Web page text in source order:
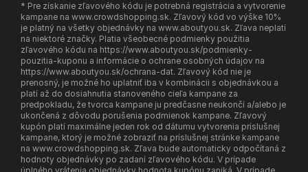
* Pre získanie zľavového kódu je potrebná registrácia a vytvorenie
kampane na www.crowdshopping.sk. Zľavový kód vo výške 10%
je platný na všetky objednávky na www.aboutyou.sk. Zľava neplatí
na niektoré značky. Platia všeobecné podmienky použitia
zľavového kódu na https://www.aboutyou.sk/podmienky-
pouzitia-kuponu a informácie o ochrane osobných údajov na
https://www.aboutyou.sk/ochrana-dat. Zľavový kód nie je
prenosný, je možné ho uplatniť iba v kombinácii s objednávkou a
platí až do dosiahnutia stanoveného cieľa kampane za
predpokladu, že tvorca kampane ju predčasne neukončí a/alebo je
ukončená z dôvodu porušenia podmienok kampane. Zľavový
kupón platí maximálne jeden rok od dátumu vytvorenia príslušnej
kampane, ktorý je možné zobraziť na príslušnej stránke kampane
na www.crowdshopping.sk. Zľava bude automaticky odpočítaná z
hodnoty objednávky po zadaní zľavového kódu. V prípade